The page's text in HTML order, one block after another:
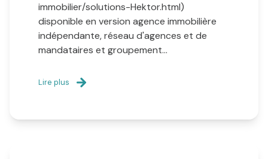
immobilier/solutions-Hektor.html)
disponible en version agence immobilière
indépendante, réseau d'agences et de
mandataires et groupement...
Lire plus